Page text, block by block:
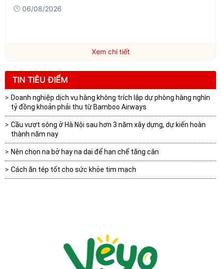
06/08/2026
Xem chi tiết
TIN TIÊU ĐIỂM
Doanh nghiệp dịch vụ hàng không trích lập dự phòng hàng nghìn
tỷ đồng khoản phải thu từ Bamboo Airways
Cầu vượt sông ở Hà Nội sau hơn 3 năm xây dựng, dự kiến hoàn
thành năm nay
Nên chọn na bở hay na dai để hạn chế tăng cân
Cách ăn tép tốt cho sức khỏe tim mạch